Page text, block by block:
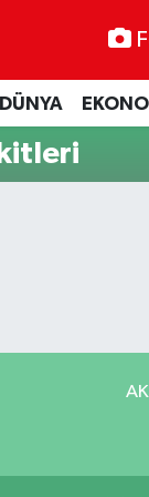
DÜNYA